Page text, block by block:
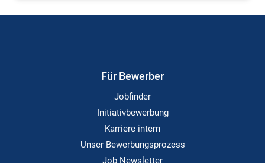
Für Bewerber
Jobfinder
Initiativbewerbung
Karriere intern
Unser Bewerbungsprozess